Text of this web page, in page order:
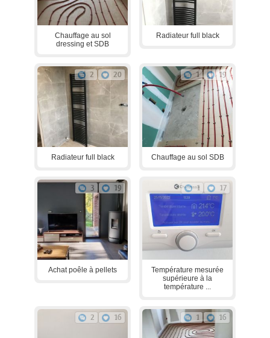
Chauffage au sol
dressing et SDB
Radiateur full black
2 20
Radiateur full black
1 19
Chauffage au sol SDB
3 19
Achat poêle à pellets
1 17
Température mesurée
supérieure à la
température ...
2 16 1 16